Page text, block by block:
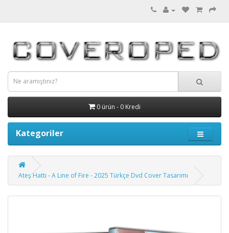
0 ürün - 0 Kredi
Kategoriler
Ateş Hattı - A Line of Fire - 2025 Türkçe Dvd Cover Tasarımı